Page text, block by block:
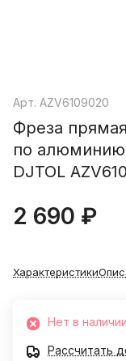
Арт. AZV6109020
Фреза
по
DJTOL
2 690 ₽
Характеристики
Нет в наличии
Рассчитать